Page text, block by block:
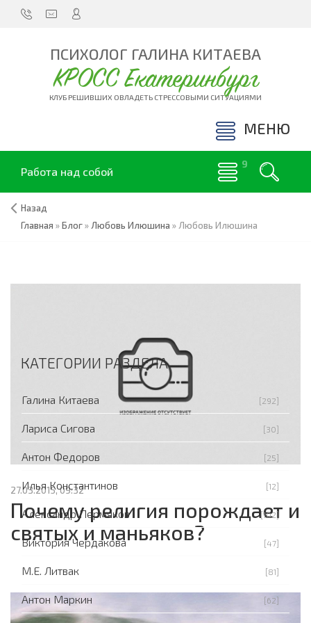
ПСИХОЛОГ ГАЛИНА КИТАЕВА
КРОСС Екатеринбург
КЛУБ РЕШИВШИХ ОВЛАДЕТЬ СТРЕССОВЫМИ СИТУАЦИЯМИ
МЕНЮ
Работа над собой
Назад
Главная »Блог» Любовь Илюшина » Любовь Илюшина
27.03.2015, 09:32
Почему религия порождает и
святых и маньяков?
КАТЕГОРИИ РАЗДЕЛА
Галина Китаева [292]
Лариса Сигова [30]
Антон Федоров [25]
Илья Константинов [12]
Александр Пермяков [102]
Виктория Чердакова [47]
М.Е. Литвак [81]
Антон Маркин [62]